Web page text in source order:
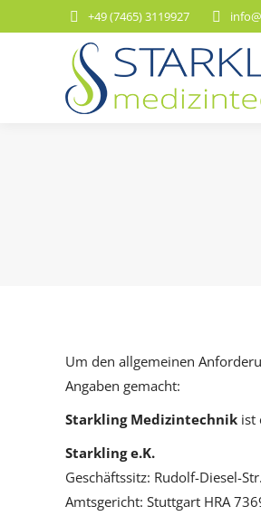
+49 (7465) 3119927
Um den allgemeinen
Angaben gemacht:
Starkling Medizintechnik ist
Starkling e.K.
Geschäftssitz: Rudolf-Diesel-
Amtsgericht: Stuttgart HRA